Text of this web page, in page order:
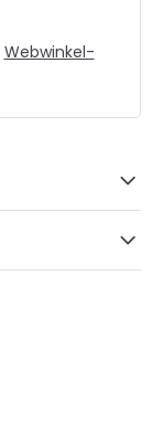
Webwinkel-